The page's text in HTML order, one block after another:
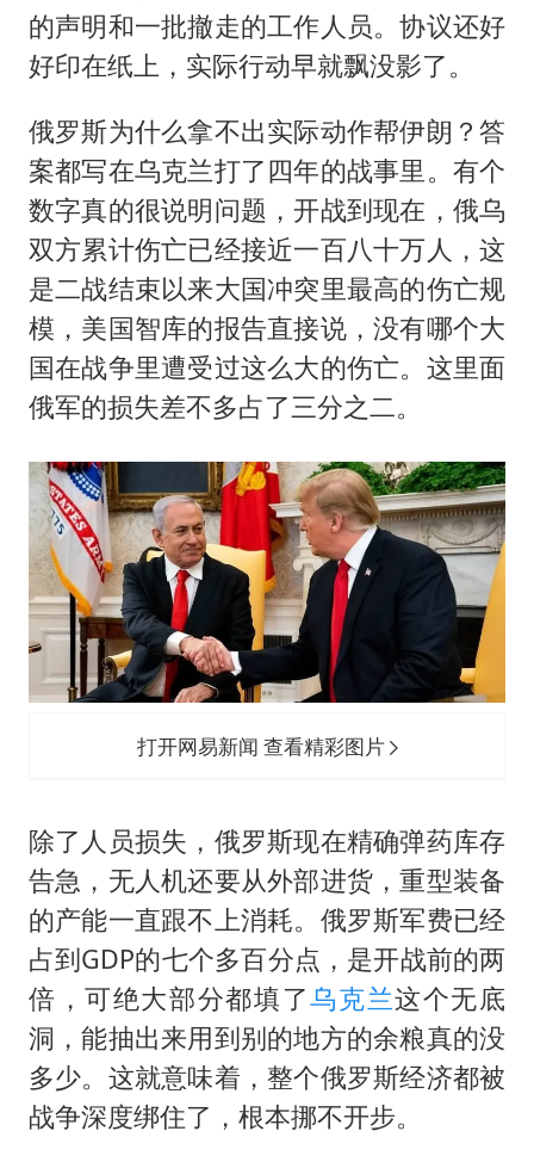
的声明和一批撤走的工作人员。协议还好
好印在纸上，实际行动早就飘没影了。
俄罗斯为什么拿不出实际动作帮伊朗？答
案都写在乌克兰打了四年的战事里。有个
数字真的很说明问题，开战到现在，俄乌
双方累计伤亡已经接近一百八十万人，这
是二战结束以来大国冲突里最高的伤亡规
模，美国智库的报告直接说，没有哪个大
国在战争里遭受过这么大的伤亡。这里面
俄军的损失差不多占了三分之二。
打开网易新闻 查看精彩图片
除了人员损失，俄罗斯现在精确弹药库存
告急，无人机还要从外部进货，重型装备
的产能一直跟不上消耗。俄罗斯军费已经
占到GDP的七个多百分点，是开战前的两
倍，可绝大部分都填了乌克兰这个无底
洞，能抽出来用到别的地方的余粮真的没
多少。这就意味着，整个俄罗斯经济都被
战争深度绑住了，根本挪不开步。